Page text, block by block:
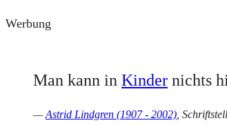
Werbung
Man kann in Kinder nichts
—Astrid Lindgren (1907 - 2002) ,